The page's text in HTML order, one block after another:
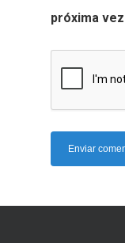
próxima